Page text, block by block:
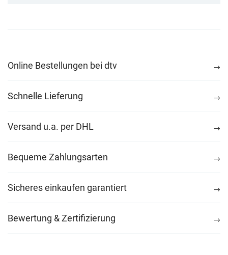
Online Bestellungen bei dtv
Schnelle Lieferung
Versand u.a. per DHL
Bequeme Zahlungsarten
Sicheres einkaufen garantiert
Bewertung & Zertifizierung